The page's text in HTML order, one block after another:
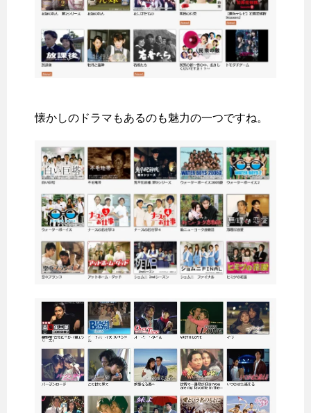
懐かしのドラマもあるのも魅力の一つですね。